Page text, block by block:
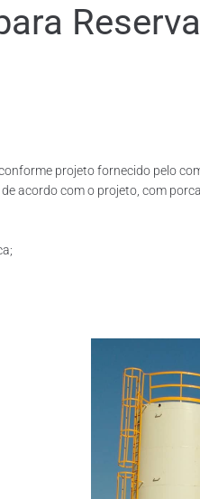
projeto fornecido pelo
acordo com o projeto, com